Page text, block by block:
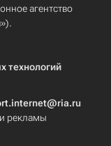
агентство
технологий
рекламы